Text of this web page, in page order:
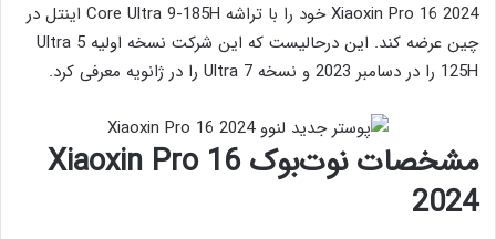
Xiaoxin Pro 16 2024 خود را با تراشه Core Ultra 9-185H اینتل در
چین عرضه کند. این درحالیست که این شرکت نسخه اولیه Ultra 5
125H را در دسامبر 2023 و نسخه Ultra 7 را در ژانویه معرفی کرد.
مشخصات نوت‌بوک Xiaoxin Pro 16
2024